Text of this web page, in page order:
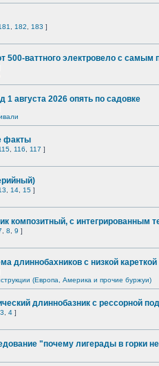
182 183 ]
500-ваттного электровело с самым
1 августа 2026 опять по садовке
факты
116 117 ]
14 15 ]
композитный, с интегрированным
8 9 ]
длиннобахников с низкой кареткой
(Европа, Америка и прочие буржуи)
длиннобазник с рессорной
3 4 ]
"почему лигерады в горки